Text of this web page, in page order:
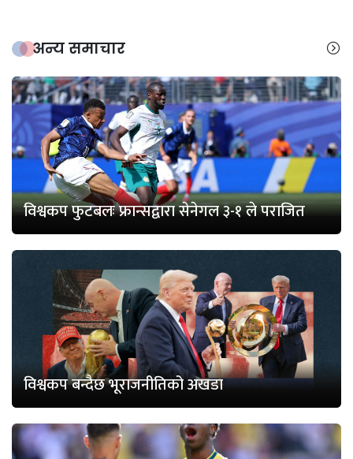
अन्य समाचार
विश्वकप फुटबलः फ्रान्सद्वारा सेनेगल ३-१ ले पराजित
विश्वकप बन्दैछ भूराजनीतिको अखडा